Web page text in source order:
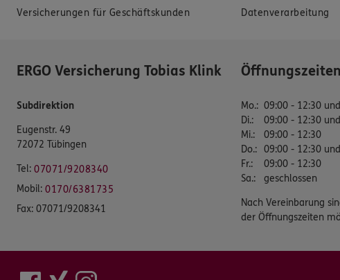
Versicherungen für Geschäftskunden
Datenverarbeitung
ERGO Versicherung Tobias Klink
Subdirektion
Eugenstr. 49
72072 Tübingen
Tel: 07071/9208340
Mobil: 0170/6381735
Fax: 07071/9208341
Öffnungszeiten
Mo.: 09:00 - 12:30
Di.:
09:00 - 12:30
Mi.:
09:00 - 12:30
Do.: 09:00 - 12:30
Fr.:
09:00 - 12:30
Sa.: geschlossen
Nach Vereinbarung
der Öffnungszeiten